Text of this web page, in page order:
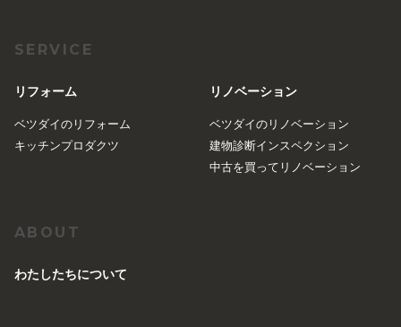
SERVICE
リフォーム
ベツダイのリフォーム
キッチンプロダクツ
リノベーション
ベツダイのリノベーション
建物診断インスペクション
中古を買ってリノベーション
ABOUT
︎わたしたちについて